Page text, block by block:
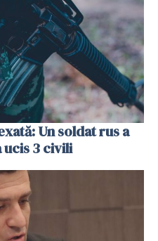
Un soldat rus a
ucis 3 civili